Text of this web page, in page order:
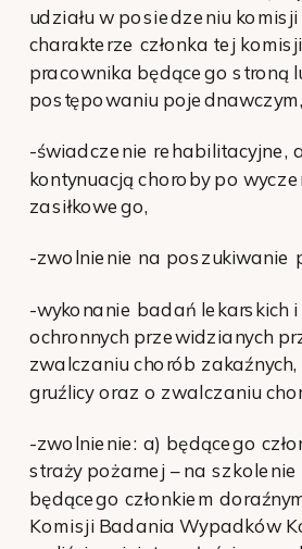
udziału w posiedzeniu
charakterze członka tej
pracownika będącego stroną
postępowaniu pojednawczym,
-świadczenie rehabilitacyjne,
kontynuacją choroby po
zasiłkowego,
-zwolnienie na poszukiwanie
-wykonanie badań lekarskich
ochronnych przewidzianych
zwalczaniu chorób
gruźlicy oraz o zwalczaniu
-zwolnienie: a) będącego
straży pożarnej – na
będącego członkiem
Komisji Badania Wypadków